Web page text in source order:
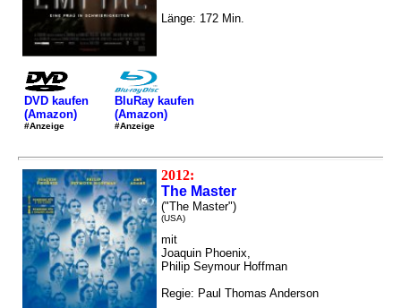
Länge: 172 Min.
DVD kaufen
(Amazon)
#Anzeige
BluRay kaufen
(Amazon)
#Anzeige
2012:
The Master
("The Master")
(USA)
mit
Joaquin Phoenix,
Philip Seymour Hoffman
Regie: Paul Thomas Anderson